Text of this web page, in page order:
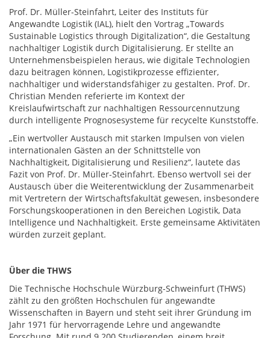
Prof. Dr. Müller-Steinfahrt, Leiter des Instituts für
Angewandte Logistik (IAL), hielt den Vortrag „Towards
Sustainable Logistics through Digitalization“, die Gestaltung
nachhaltiger Logistik durch Digitalisierung. Er stellte an
Unternehmensbeispielen heraus, wie digitale Technologien
dazu beitragen können, Logistikprozesse effizienter,
nachhaltiger und widerstandsfähiger zu gestalten. Prof. Dr.
Christian Menden referierte im Kontext der
Kreislaufwirtschaft zur nachhaltigen Ressourcennutzung
durch intelligente Prognosesysteme für recycelte Kunststoffe.
„Ein wertvoller Austausch mit starken Impulsen von vielen
internationalen Gästen an der Schnittstelle von
Nachhaltigkeit, Digitalisierung und Resilienz“, lautete das
Fazit von Prof. Dr. Müller-Steinfahrt. Ebenso wertvoll sei der
Austausch über die Weiterentwicklung der Zusammenarbeit
mit Vertretern der Wirtschaftsfakultät gewesen, insbesondere
Forschungskooperationen in den Bereichen Logistik, Data
Intelligence und Nachhaltigkeit. Erste gemeinsame Aktivitäten
würden zurzeit geplant.
Über die THWS
Die Technische Hochschule Würzburg-Schweinfurt (THWS)
zählt zu den größten Hochschulen für angewandte
Wissenschaften in Bayern und steht seit ihrer Gründung im
Jahr 1971 für hervorragende Lehre und angewandte